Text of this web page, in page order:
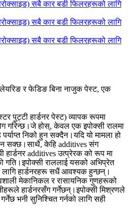
लेयरिङ र फेडिङ बिना नाजुक पेस्ट, एक
पुट्टी हार्डनर पेस्ट) व्यापक रूपमा
गरिन्छ।जे होस्, केवल एक इपोक्सी रालमा
निको हुन सक्दैन।यदि यो मामला हो
सक्छ।साथै, केहि additives संग
हार्डनर additives उत्प्रेरक को रूप मा
गति।इपोक्सी राललाई यसको अभिप्रेत
लागि हार्डनरहरू सधैं आवश्यक हुन्छन्।
मेकानिकल र रासायनिक गुणहरूको
हार्डनरसँग गर्नेछन्।इपोक्सी मिश्रणले
भनी सुनिश्चित गर्नको लागि सही